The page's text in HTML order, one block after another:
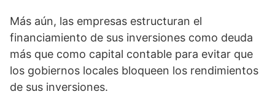
Más aún, las empresas estructuran el
financiamiento de sus inversiones como deuda
más que como capital contable para evitar que
los gobiernos locales bloqueen los rendimientos
de sus inversiones.